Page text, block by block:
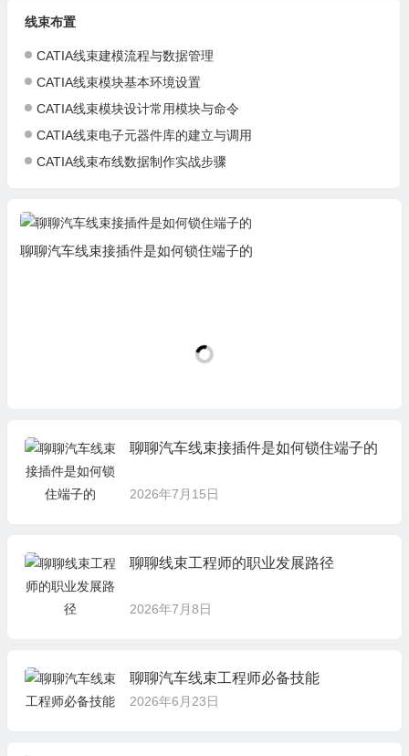
线束布置
CATIA线束建模流程与数据管理
CATIA线束模块基本环境设置
CATIA线束模块设计常用模块与命令
CATIA线束电子元器件库的建立与调用
CATIA线束布线数据制作实战步骤
聊聊汽车线束接插件是如何锁住端子的
聊聊汽车线束接插件是如何锁住端子的
2026年7月15日
聊聊线束工程师的职业发展路径
2026年7月8日
聊聊汽车线束工程师必备技能
2026年6月23日